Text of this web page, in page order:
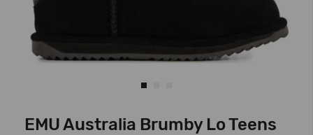
EMU Australia Brumby Lo Teens